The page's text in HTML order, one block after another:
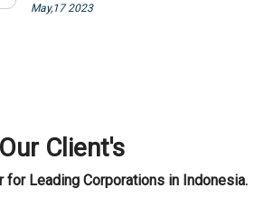
May,17 2023
Our Client's
for Leading Corporations in Indonesia.